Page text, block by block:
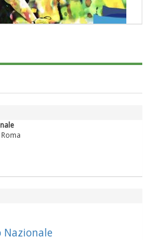
di Tiziano Pesce al CN Uisp
Nazionale